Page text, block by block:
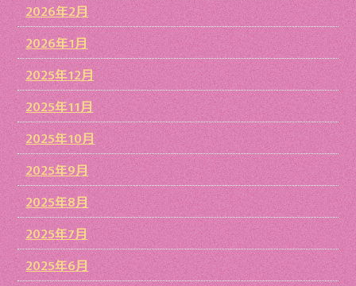
2026年2月
2026年1月
2025年12月
2025年11月
2025年10月
2025年9月
2025年8月
2025年7月
2025年6月